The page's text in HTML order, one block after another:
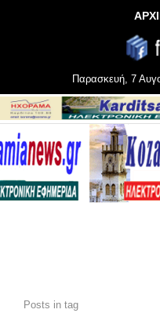
Παρασκευή, 7
Posts in tag